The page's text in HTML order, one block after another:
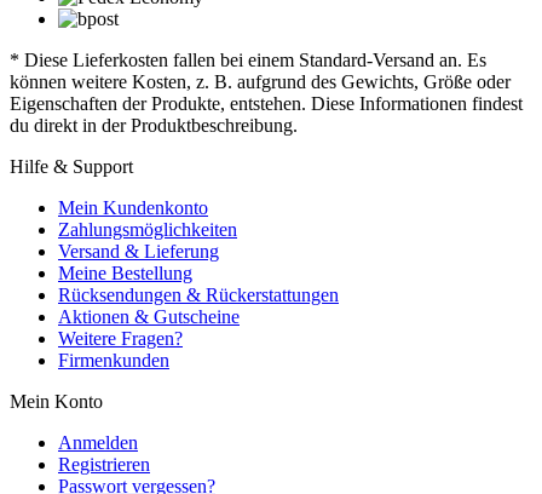
* Diese Lieferkosten fallen bei einem Standard-Versand an. Es
können weitere Kosten, z. B. aufgrund des Gewichts, Größe oder
Eigenschaften der Produkte, entstehen. Diese Informationen findest
du direkt in der Produktbeschreibung.
Hilfe & Support
Mein Kundenkonto
Zahlungsmöglichkeiten
Versand & Lieferung
Meine Bestellung
Rücksendungen & Rückerstattungen
Aktionen & Gutscheine
Weitere Fragen?
Firmenkunden
Mein Konto
Anmelden
Registrieren
Passwort vergessen?